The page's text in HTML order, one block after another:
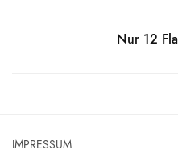
Nur 12
IMPRESSUM